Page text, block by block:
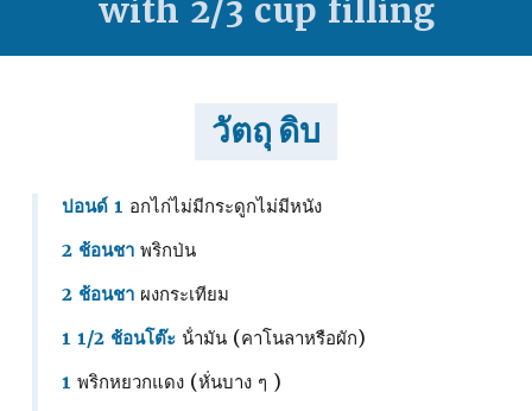
with 2/3 cup filling
วัตถุ ดิบ
ปอนด์ 1 อกไก่ไม่มีกระดูกไม่มีหนัง
2 ช้อนชา พริกป่น
2 ช้อนชา ผงกระเทียม
1 1/2 ช้อนโต๊ะ น้ํามัน (คาโนลาหรือผัก)
1 พริกหยวกแดง (หั่นบาง ๆ )